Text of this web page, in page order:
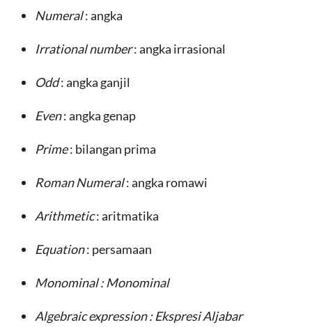
Numeral: angka
Irrational number: angka irrasional
Odd: angka ganjil
Even: angka genap
Prime: bilangan prima
Roman Numeral: angka romawi
Arithmetic: aritmatika
Equation: persamaan
Monominal: Monominal
Algebraic expression: Ekspresi Aljabar